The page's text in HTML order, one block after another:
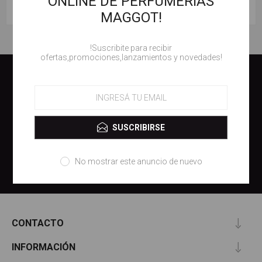
SUSCRIBIRSE
CONTACTO
INFORMACIÓN
MAGGOT!
!Suscribite para recibir
ofertas,promociones,lanzamientos y novedades!
SUSCRIBIRSE
No mostrar este anuncio de nuevo